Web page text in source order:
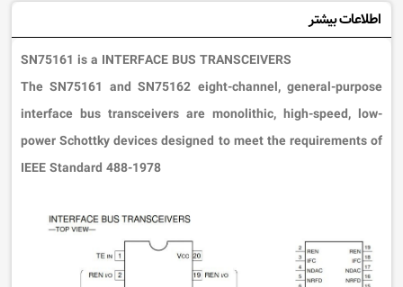
اطلاعات بیشتر
SN75161 is a INTERFACE BUS TRANSCEIVERS
The SN75161 and SN75162 eight-channel, general-purpose
interface bus transceivers are monolithic, high-speed, low-
power Schottky devices designed to meet the requirements of
IEEE Standard 488-1978